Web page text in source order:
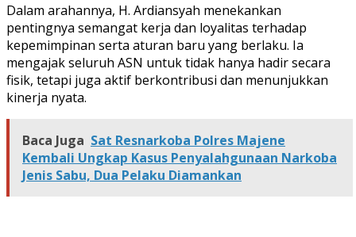
Dalam arahannya, H. Ardiansyah menekankan
pentingnya semangat kerja dan loyalitas terhadap
kepemimpinan serta aturan baru yang berlaku. Ia
mengajak seluruh ASN untuk tidak hanya hadir secara
fisik, tetapi juga aktif berkontribusi dan menunjukkan
kinerja nyata.
Baca Juga Sat Resnarkoba Polres Majene
Kembali Ungkap Kasus Penyalahgunaan Narkoba
Jenis Sabu, Dua Pelaku Diamankan